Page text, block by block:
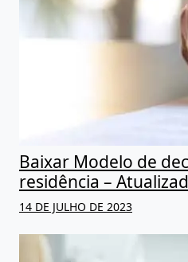
Baixar Modelo de
residência –
14 DE JULHO DE 2023